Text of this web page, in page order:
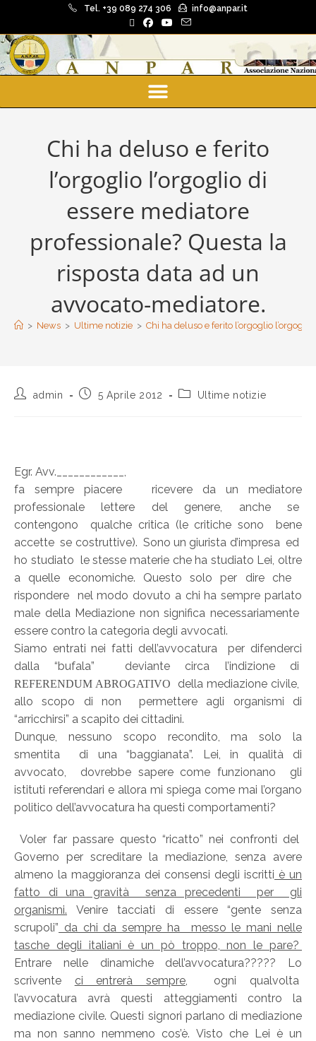
Tel. +39 089 274 306 info@anpar.it
Chi ha deluso e ferito
l’orgoglio l’orgoglio di
essere mediatore
professionale? Questa la
risposta data ad un
avvocato-mediatore.
> News > Ultime notizie > Chi ha deluso e ferito l’orgoglio
admin 5 Aprile 2012 Ultime notizie
Egr. Avv.____________,
fa sempre piacere ricevere da un mediatore
professionale lettere del genere, anche se
contengono qualche critica (le critiche sono bene
accette se costruttive). Sono un giurista d’impresa ed
ho studiato le stesse materie che ha studiato Lei, oltre
a quelle economiche. Questo solo per dire che
rispondere nel modo dovuto a chi ha sempre parlato
male della Mediazione non significa necessariamente
essere contro la categoria degli avvocati.
Siamo entrati nei fatti dell’avvocatura per difenderci
dalla “bufala” deviante circa l’indizione di
REFERENDUM ABROGATIVO
della mediazione civile,
allo scopo di non permettere agli organismi di
“arricchirsi” a scapito dei cittadini.
Dunque, nessuno scopo recondito, ma solo la
smentita di una “baggianata”. Lei, in qualità di
avvocato, dovrebbe sapere come funzionano gli
istituti referendari e allora mi spiega come mai l’organo
politico dell’avvocatura ha questi comportamenti?
Voler far passare questo “ricatto” nei confronti del
Governo per screditare la mediazione, senza avere
almeno la maggioranza dei consensi degli iscritti è un
fatto di una gravità senza precedenti per gli
organismi. Venire tacciati di essere “gente senza
scrupoli” da chi da sempre ha messo le mani nelle
tasche degli italiani è un pò troppo, non le pare?
Entrare nelle dinamiche dell’avvocatura????? Lo
scrivente ci entrerà sempre, ogni qualvolta
l’avvocatura avrà questi atteggiamenti contro la
mediazione civile. Questi signori parlano di mediazione
ma non sanno nemmeno cos’è. Visto che Lei è un